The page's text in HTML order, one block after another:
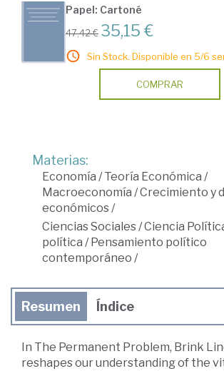
Papel: Cartoné
47,42 € 35,15 €
Sin Stock. Disponible en 5/6
COMPRAR
Materias:
Economía /Teoría Económica /
Macroeconomía /Crecimiento y
económicos/
Ciencias Sociales/Ciencia
política / Pensamiento político
contemporáneo /
Resumen Índice
In The Permanent Problem, Brink
reshapes our understanding of the